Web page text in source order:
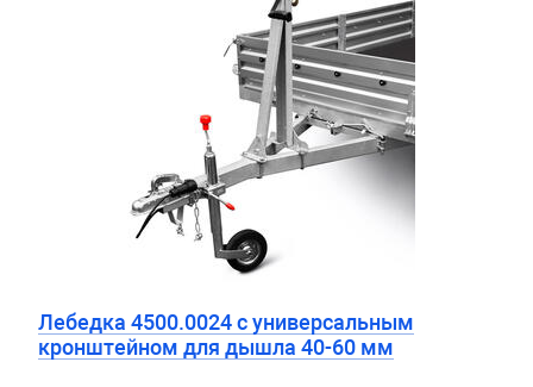
Лебедка 4500.0024 с универсальным
кронштейном для дышла 40-60 мм